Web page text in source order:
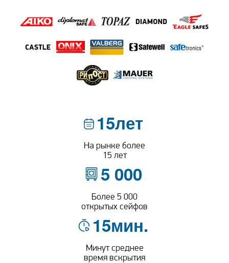
15лет
На рынке более
15 лет
5 000
Более 5 000
открытых сейфов
15мин.
Минут среднее
время вскрытия